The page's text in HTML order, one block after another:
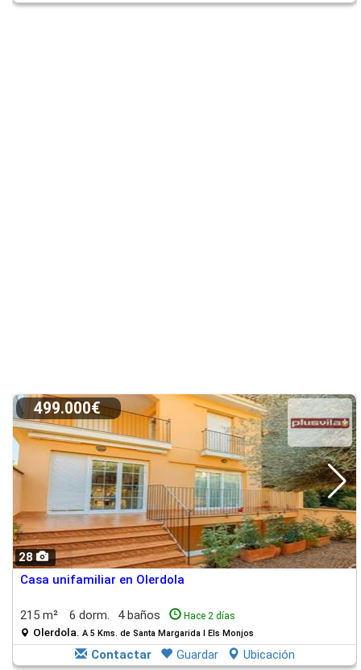
28
499.000€
Casa unifamiliar en Olerdola
215 m² 6 dorm. 4 baños Hace 2 días
Olerdola. A 5 Kms. de Santa Margarida I Els Monjos
Contactar Guardar Ubicación